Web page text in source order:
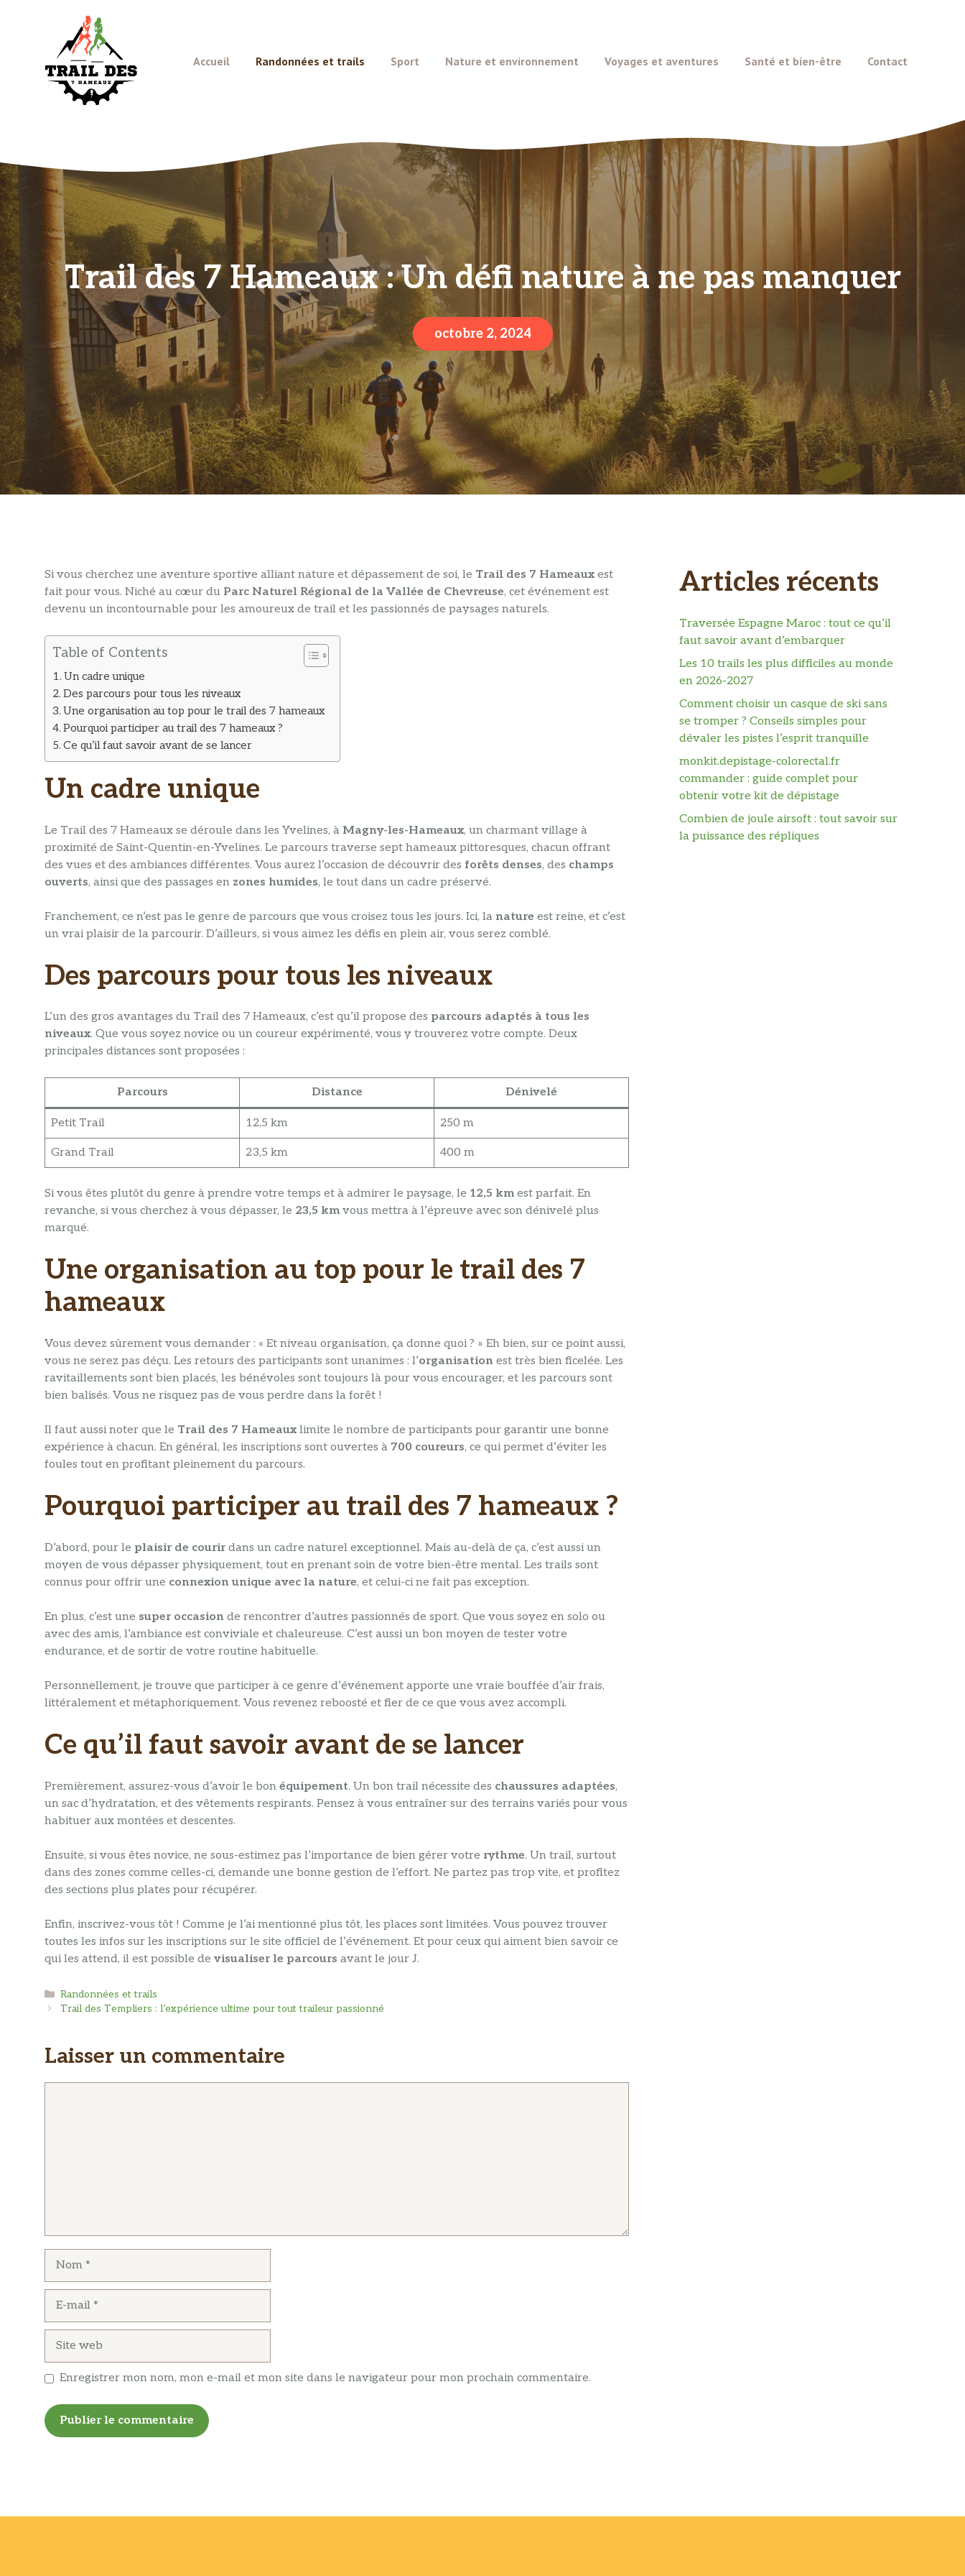
Accueil Randonnées et trails Sport Nature et environnement Voyages et aventures Santé et bien-être Contact
Trail des 7 Hameaux : Un défi nature à ne pas manquer
octobre 2, 2024
Si vous cherchez une aventure sportive alliant nature et dépassement de soi, le Trail des 7 Hameaux est
fait pour vous. Niché au cœur du Parc Naturel Régional de la Vallée de Chevreuse, cet événement est
devenu un incontournable pour les amoureux de trail et les passionnés de paysages naturels.
Table of Contents
Un cadre unique
Des parcours pour tous les niveaux
Une organisation au top pour le trail des 7 hameaux
Pourquoi participer au trail des 7 hameaux ?
Ce qu’il faut savoir avant de se lancer
Un cadre unique
Le Trail des 7 Hameaux se déroule dans les Yvelines, à Magny-les-Hameaux, un charmant village à
proximité de Saint-Quentin-en-Yvelines. Le parcours traverse sept hameaux pittoresques, chacun offrant
des vues et des ambiances différentes. Vous aurez l’occasion de découvrir des forêts denses, des champs
ouverts, ainsi que des passages en zones humides, le tout dans un cadre préservé.
Franchement, ce n’est pas le genre de parcours que vous croisez tous les jours. Ici, la nature est reine, et c’est
un vrai plaisir de la parcourir. D’ailleurs, si vous aimez les défis en plein air, vous serez comblé.
Des parcours pour tous les niveaux
L’un des gros avantages du Trail des 7 Hameaux, c’est qu’il propose des parcours adaptés à tous les
niveaux. Que vous soyez novice ou un coureur expérimenté, vous y trouverez votre compte. Deux
principales distances sont proposées :
Parcours Distance Dénivelé
Petit Trail 12,5 km 250 m
Grand Trail 23,5 km 400 m
Si vous êtes plutôt du genre à prendre votre temps et à admirer le paysage, le 12,5 kmest parfait. En
revanche, si vous cherchez à vous dépasser, le 23,5 kmvous mettra à l’épreuve avec son dénivelé plus
marqué.
Une organisation au top pour le trail des 7
hameaux
Vous devez sûrement vous demander : « Et niveau organisation, ça donne quoi ? » Eh bien, sur ce point aussi,
vous ne serez pas déçu. Les retours des participants sont unanimes : l’organisation est très bien ficelée. Les
ravitaillements sont bien placés, les bénévoles sont toujours là pour vous encourager, et les parcours sont
bien balisés. Vous ne risquez pas de vous perdre dans la forêt !
Il faut aussi noter que le Trail des 7 Hameaux limite le nombre de participants pour garantir une bonne
expérience à chacun. En général, les inscriptions sont ouvertes à 700 coureurs, ce qui permet d’éviter les
foules tout en profitant pleinement du parcours.
Pourquoi participer au trail des 7 hameaux ?
D’abord, pour le plaisir de courirdans un cadre naturel exceptionnel. Mais au-delà de ça, c’est aussi un
moyen de vous dépasser physiquement, tout en prenant soin de votre bien-être mental. Les trails sont
connus pour offrir une connexion unique avec la nature, et celui-ci ne fait pas exception.
En plus, c’est une super occasion de rencontrer d’autres passionnés de sport. Que vous soyez en solo ou
avec des amis, l’ambiance est conviviale et chaleureuse. C’est aussi un bon moyen de tester votre
endurance, et de sortir de votre routine habituelle.
Personnellement, je trouve que participer à ce genre d’événement apporte une vraie bouffée d’air frais,
littéralement et métaphoriquement. Vous revenez reboosté et fier de ce que vous avez accompli.
Ce qu’il faut savoir avant de se lancer
Premièrement, assurez-vous d’avoir le bon équipement. Un bon trail nécessite des chaussures adaptées,
un sac d’hydratation, et des vêtements respirants. Pensez à vous entraîner sur des terrains variés pour vous
habituer aux montées et descentes.
Ensuite, si vous êtes novice, ne sous-estimez pas l’importance de bien gérer votre rythme. Un trail, surtout
dans des zones comme celles-ci, demande une bonne gestion de l’effort. Ne partez pas trop vite, et profitez
des sections plus plates pour récupérer.
Enfin, inscrivez-vous tôt ! Comme je l’ai mentionné plus tôt, les places sont limitées. Vous pouvez trouver
toutes les infos sur les inscriptions sur le site officiel de l’événement. Et pour ceux qui aiment bien savoir ce
qui les attend, il est possible de visualiser le parcours avant le jour J.
Catégories
Randonnées et trails
Trail des Templiers : l’expérience ultime pour tout traileur passionné
Laisser un commentaire
Enregistrer mon nom, mon e-mail et mon site dans le navigateur pour mon prochain commentaire.
Articles récents
Traversée Espagne Maroc : tout ce qu’il
faut savoir avant d’embarquer
Les 10 trails les plus difficiles au monde
en 2026-2027
Comment choisir un casque de ski sans
se tromper ? Conseils simples pour
dévaler les pistes l’esprit tranquille
monkit.depistage-colorectal.fr
commander : guide complet pour
obtenir votre kit de dépistage
Combien de joule airsoft : tout savoir sur
la puissance des répliques